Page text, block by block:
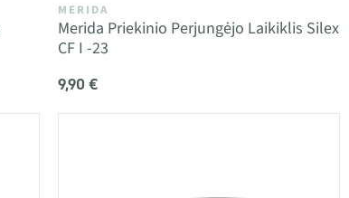
MERIDA
Merida Priekinio Perjungėjo Laikiklis Silex
CF I -23
9,90 €